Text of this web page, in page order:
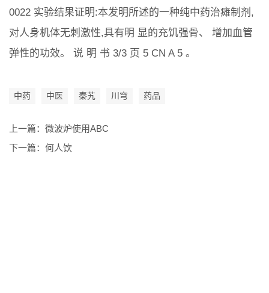
0022 实验结果证明:本发明所述的一种纯中药治瘫制剂,
对人身机体无刺激性,具有明 显的充饥强骨、 增加血管
弹性的功效。 说 明 书 3/3 页 5 CN A 5 。
中药 中医 秦艽 川穹 药品
上一篇： 微波炉使用ABC
下一篇： 何人饮